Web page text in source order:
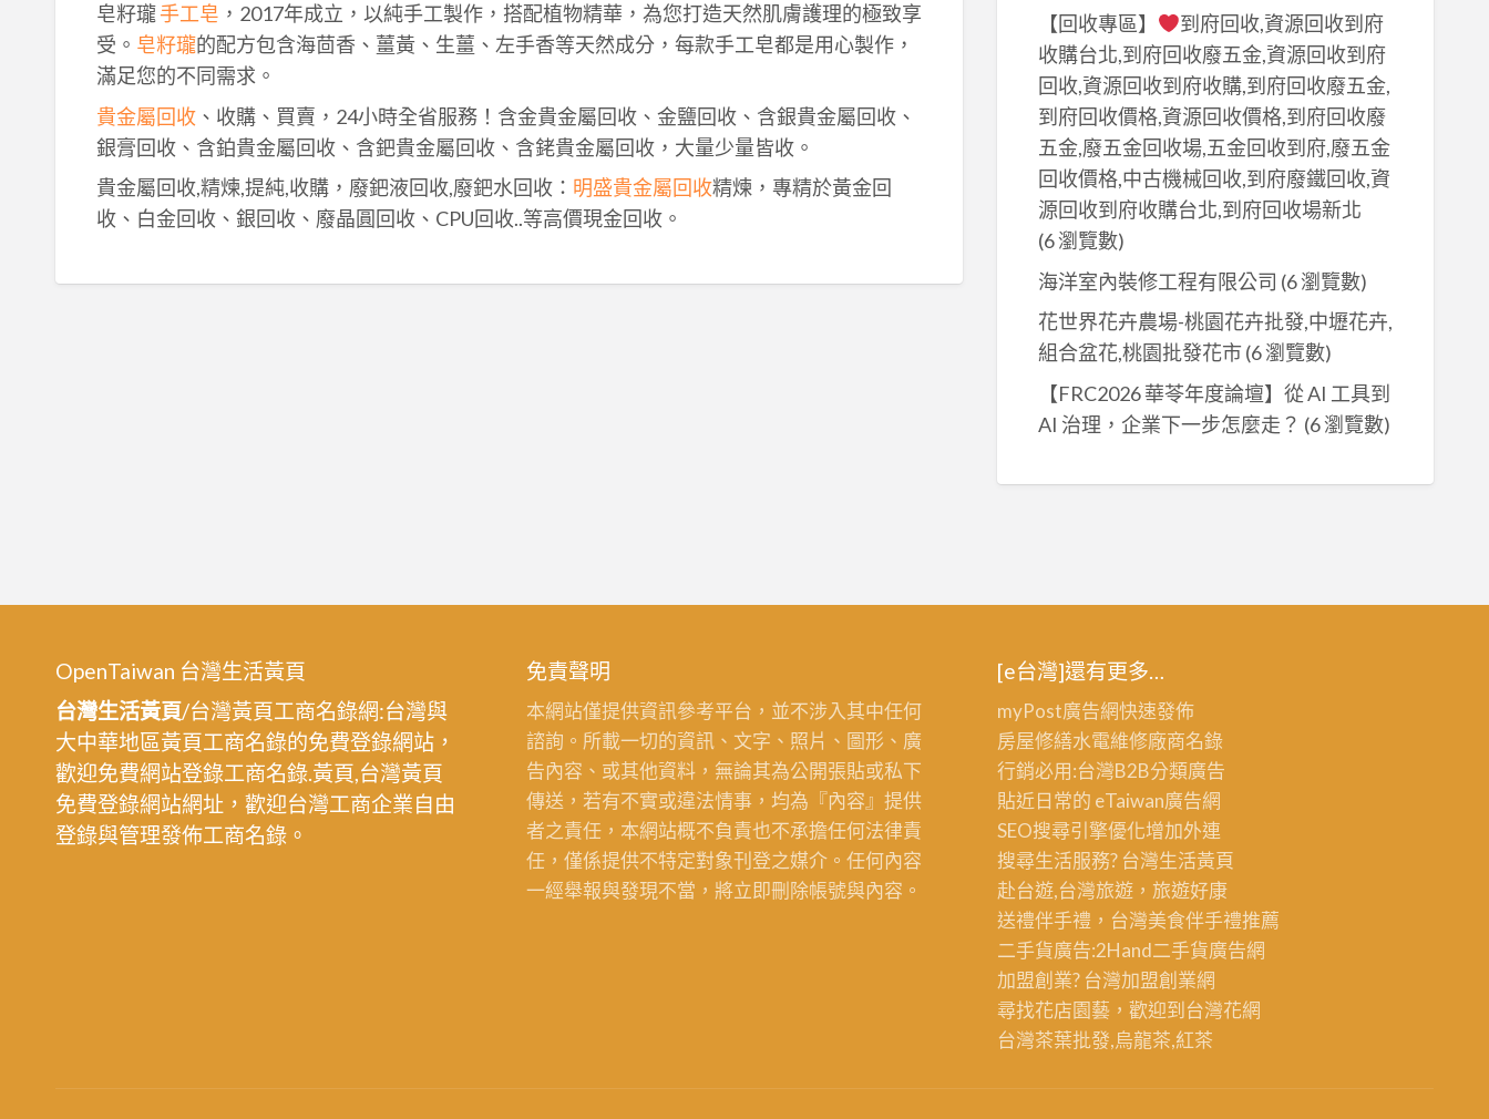
皂籽瓏手工皂 ，2017年成立，以純手工製作，搭配植物精華，為您打造天然肌膚護理的極致享
受。 皂籽瓏的配方包含海茴香、薑黃、生薑、左手香等天然成分，每款手工皂都是用心製作，
滿足您的不同需求。
貴金屬回收、收購、買賣，24小時全省服務！含金貴金屬回收、金鹽回收、含銀貴金屬回收、
銀膏回收、含鉑貴金屬回收、含鈀貴金屬回收、含銠貴金屬回收，大量少量皆收。
貴金屬回收,精煉,提純,收購，廢鈀液回收,廢鈀水回收： 明盛貴金屬回收精煉，專精於黃金回
收、白金回收、銀回收、廢晶圓回收、CPU回收..等高價現金回收。
【回收專區】
到府回收,資源回收到府
收購台北,到府回收廢五金,資源回收到府
回收,資源回收到府收購,到府回收廢五金,
到府回收價格,資源回收價格,到府回收廢
五金,廢五金回收場,五金回收到府,廢五金
回收價格,中古機械回收,到府廢鐵回收,資
源回收到府收購台北,到府回收場新北
(6 瀏覽數)
海洋室內裝修工程有限公司 (6 瀏覽數)
花世界花卉農場-桃園花卉批發,中壢花卉,
組合盆花,桃園批發花市(6 瀏覽數)
【FRC2026 華苓年度論壇】從 AI 工具到
AI 治理，企業下一步怎麼走？ (6 瀏覽數)
OpenTaiwan 台灣生活黃頁
台灣生活黃頁/台灣黃頁工商名錄網:台灣與
大中華地區黃頁工商名錄的免費登錄網站，
歡迎免費網站登錄工商名錄.黃頁,台灣黃頁
免費登錄網站網址，歡迎台灣工商企業自由
登錄與管理發佈工商名錄。
免責聲明
本網站僅提供資訊參考平台，並不涉入其中任何
諮詢。所載一切的資訊、文字、照片、圖形、廣
告內容、或其他資料，無論其為公開張貼或私下
傳送，若有不實或違法情事，均為『內容』提供
者之責任，本網站概不負責也不承擔任何法律責
任，僅係提供不特定對象刊登之媒介。任何內容
一經舉報與發現不當，將立即刪除帳號與內容。
[e台灣]還有更多…
myPost廣告網快速發佈
房屋修繕水電維修廠商名錄
行銷必用:台灣B2B分類廣告
貼近日常的 eTaiwan廣告網
SEO搜尋引擎優化增加外連
搜尋生活服務? 台灣生活黃頁
赴台遊,台灣旅遊 ，旅遊好康
送禮伴手禮，台灣美食伴手禮推薦
二手貨廣告:2Hand二手貨廣告網
加盟創業? 台灣加盟創業網
尋找花店園藝，歡迎到 台灣花網
台灣茶葉批發,烏龍茶,紅茶